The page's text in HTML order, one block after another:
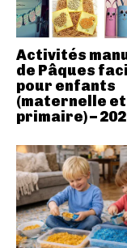
Activités
de Pâques
pour enfants
(maternelle et
primaire) –